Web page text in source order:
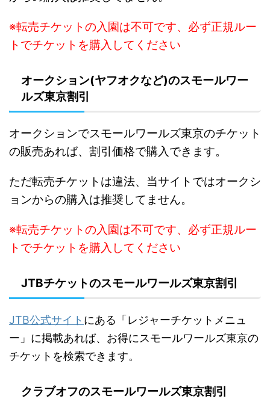
※転売チケットの入園は不可です、必ず正規ルー
トでチケットを購入してください
オークション(ヤフオクなど)のスモールワー
ルズ東京割引
オークションでスモールワールズ東京のチケット
の販売あれば、割引価格で購入できます。
ただ転売チケットは違法、当サイトではオークシ
ョンからの購入は推奨してません。
※転売チケットの入園は不可です、必ず正規ルー
トでチケットを購入してください
JTBチケットのスモールワールズ東京割引
JTB公式サイト にある「レジャーチケットメニュ
ー」に掲載あれば、お得にスモールワールズ東京の
チケットを検索できます。
クラブオフのスモールワールズ東京割引